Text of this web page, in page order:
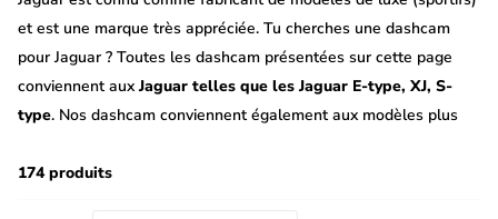
et est une marque très appréciée. Tu cherches une dashcam
pour Jaguar ? Toutes les dashcam présentées sur cette page
conviennent auxJaguar telles que les Jaguar E-type, XJ, S-
type. Nos dashcam conviennent également aux modèles plus
pour ta Jaguar peut s'avérer très pratique comme sécurité
174 produits